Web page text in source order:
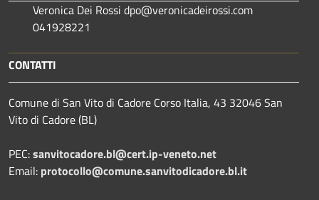
Veronica Dei Rossi dpo@veronicadeirossi.com
041928221
CONTATTI
Comune di San Vito di Cadore Corso Italia, 43 32046 San
Vito di Cadore (BL)
PEC:sanvitocadore.bl@cert.ip-veneto.net
Email: protocollo@comune.sanvitodicadore.bl.it